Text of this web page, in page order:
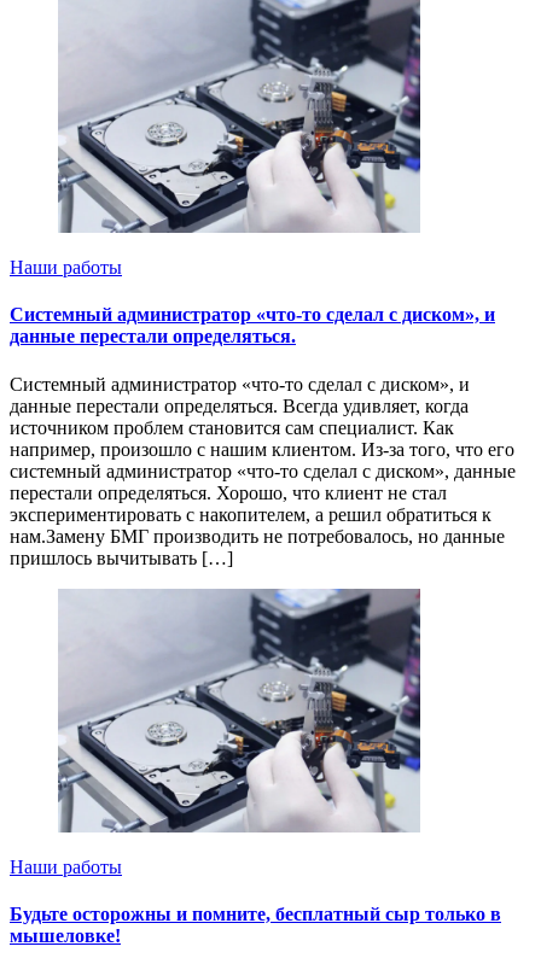
Наши работы
Системный администратор «что-то сделал с диском», и
данные перестали определяться.
Системный администратор «что-то сделал с диском», и
данные перестали определяться. Всегда удивляет, когда
источником проблем становится сам специалист. Как
например, произошло с нашим клиентом. Из-за того, что его
системный администратор «что-то сделал с диском», данные
перестали определяться. Хорошо, что клиент не стал
экспериментировать с накопителем, а решил обратиться к
нам.Замену БМГ производить не потребовалось, но данные
пришлось вычитывать […]
Наши работы
Будьте осторожны и помните, бесплатный сыр только в
мышеловке!